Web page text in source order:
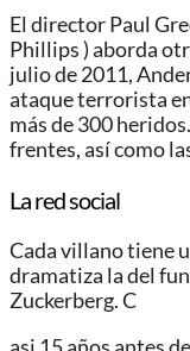
El director Paul
Phillips ) aborda
julio de 2011,
ataque terrorista
más de 300
frentes, así como
La red social
Cada villano tiene
dramatiza la del
Zuckerberg. C